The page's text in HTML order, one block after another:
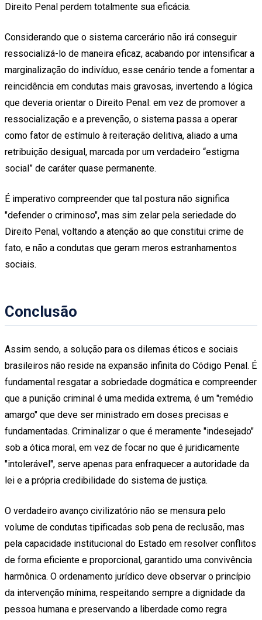
Direito Penal perdem totalmente sua eficácia.
Considerando que o sistema carcerário não irá conseguir
ressocializá-lo de maneira eficaz, acabando por intensificar a
marginalização do indivíduo, esse cenário tende a fomentar a
reincidência em condutas mais gravosas, invertendo a lógica
que deveria orientar o Direito Penal: em vez de promover a
ressocialização e a prevenção, o sistema passa a operar
como fator de estímulo à reiteração delitiva, aliado a uma
retribuição desigual, marcada por um verdadeiro “estigma
social” de caráter quase permanente.
É imperativo compreender que tal postura não significa
"defender o criminoso", mas sim zelar pela seriedade do
Direito Penal, voltando a atenção ao que constitui crime de
fato, e não a condutas que geram meros estranhamentos
sociais.
Conclusão
Assim sendo, a solução para os dilemas éticos e sociais
brasileiros não reside na expansão infinita do Código Penal. É
fundamental resgatar a sobriedade dogmática e compreender
que a punição criminal é uma medida extrema, é um "remédio
amargo" que deve ser ministrado em doses precisas e
fundamentadas. Criminalizar o que é meramente "indesejado"
sob a ótica moral, em vez de focar no que é juridicamente
"intolerável", serve apenas para enfraquecer a autoridade da
lei e a própria credibilidade do sistema de justiça.
O verdadeiro avanço civilizatório não se mensura pelo
volume de condutas tipificadas sob pena de reclusão, mas
pela capacidade institucional do Estado em resolver conflitos
de forma eficiente e proporcional, garantido uma convivência
harmônica. O ordenamento jurídico deve observar o princípio
da intervenção mínima, respeitando sempre a dignidade da
pessoa humana e preservando a liberdade como regra